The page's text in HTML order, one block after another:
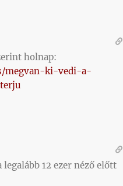
holnap:
megvan-ki-vedi-a-
12 ezer néző előtt